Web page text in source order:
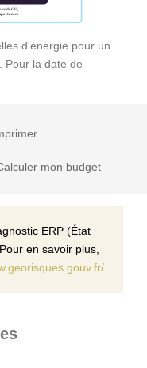
d'énergie pour un
Pour la date de
mon budget
ERP (État
en savoir plus,